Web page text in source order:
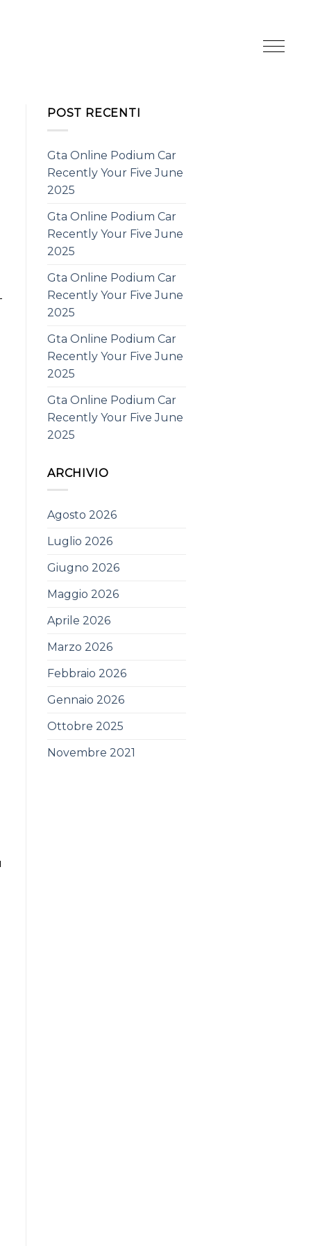
POST RECENTI
Gta Online Podium Car
Recently Your Five June
2025
Gta Online Podium Car
Recently Your Five June
2025
Gta Online Podium Car
Recently Your Five June
2025
Gta Online Podium Car
Recently Your Five June
2025
Gta Online Podium Car
Recently Your Five June
2025
ARCHIVIO
Agosto 2026
Luglio 2026
Giugno 2026
Maggio 2026
Aprile 2026
Marzo 2026
Febbraio 2026
Gennaio 2026
Ottobre 2025
Novembre 2021